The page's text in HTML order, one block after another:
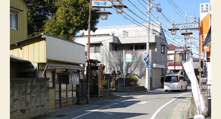
ば
専
門
店。
200
円。
特
大
た
ま
ご